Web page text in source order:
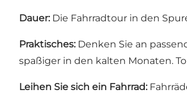
Dauer: Die Fahrradtour in den
Praktisches: Denken Sie an
spaßiger in den kalten Monaten.
Leihen Sie sich ein Fahrrad: